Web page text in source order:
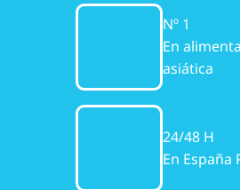
Nº 1
En
asiática
24/48 H
En España